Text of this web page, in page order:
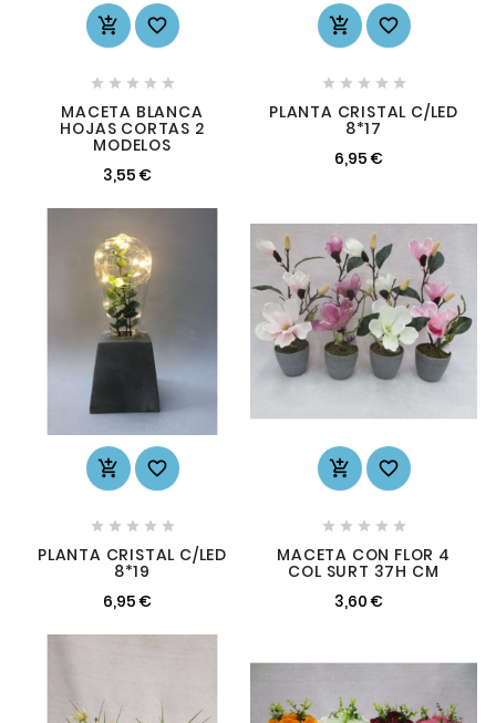
 
    
MACETA BLANCA
HOJAS CORTAS 2
MODELOS
3,55 €
 
    
PLANTA CRISTAL C/LED
8*17
6,95 €
 
    
PLANTA CRISTAL C/LED
8*19
6,95 €
 
    
MACETA CON FLOR 4
COL SURT 37H CM
3,60 €